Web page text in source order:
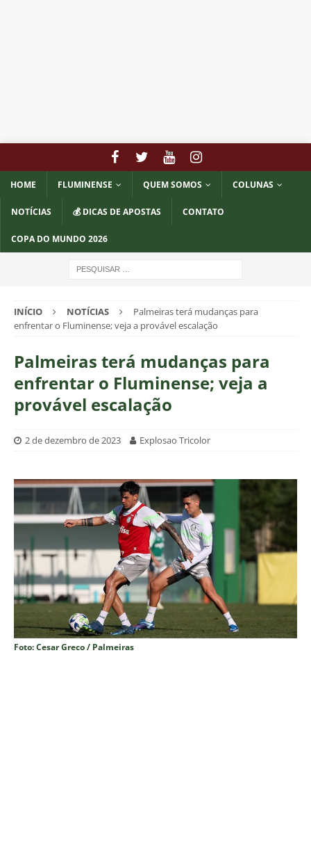
HOME FLUMINENSE QUEM SOMOS COLUNAS
NOTÍCIAS 💰 DICAS DE APOSTAS CONTATO
COPA DO MUNDO 2026
INÍCIO NOTÍCIAS
Palmeiras terá mudanças para
enfrentar o Fluminense; veja a provável escalação
Palmeiras terá mudanças para
enfrentar o Fluminense; veja a
provável escalação
2 de dezembro de 2023 Explosao Tricolor
Foto: Cesar Greco / Palmeiras